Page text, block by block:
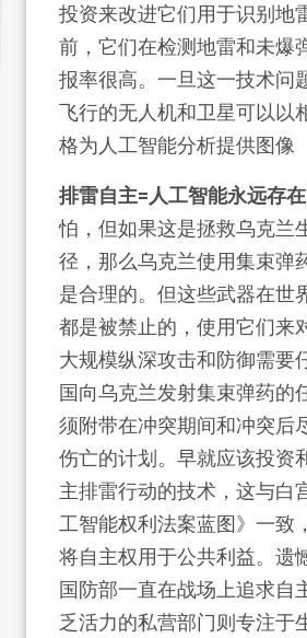
投资来改进它们用于识别地
前，它们在检测地雷和未爆
报率很高。一旦这一技术问
飞行的无人机和卫星可以以
格为人工智能分析提供图像
排雷自主=人工智能永远存在
怕，但如果这是拯救乌克兰
径，那么乌克兰使用集束弹
是合理的。但这些武器在世
都是被禁止的，使用它们来
大规模纵深攻击和防御需要
国向乌克兰发射集束弹药的
须附带在冲突期间和冲突后
伤亡的计划。早就应该投资
主排雷行动的技术，这与白
工智能权利法案蓝图》一致
将自主权用于公共利益。遗
国防部一直在战场上追求自
乏活力的私营部门则专注于